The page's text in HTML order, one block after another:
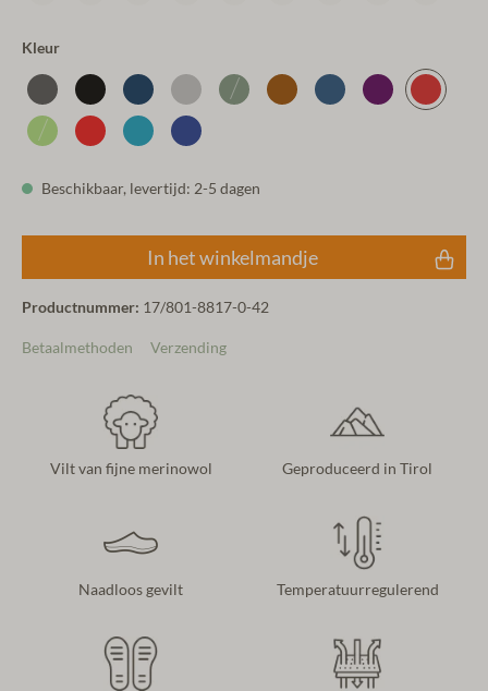
Kleur
Beschikbaar, levertijd: 2-5 dagen
In het winkelmandje
Productnummer: 17/801-8817-0-42
Betaalmethoden Verzending
Vilt van fijne merinowol Geproduceerd in Tirol
Naadloos gevilt Temperatuurregulerend